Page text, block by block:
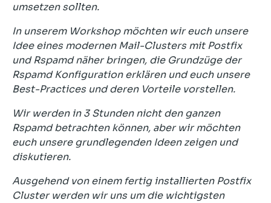
umsetzen sollten.
In unserem Workshop möchten wir euch unsere
Idee eines modernen Mail-Clusters mit Postfix
und Rspamd näher bringen, die Grundzüge der
Rspamd Konfiguration erklären und euch unsere
Best-Practices und deren Vorteile vorstellen.
Wir werden in 3 Stunden nicht den ganzen
Rspamd betrachten können, aber wir möchten
euch unsere grundlegenden Ideen zeigen und
diskutieren.
Ausgehend von einem fertig installierten Postfix
Cluster werden wir uns um die wichtigsten